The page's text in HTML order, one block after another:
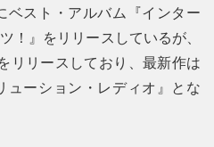
ベスト・アルバム『インター
！』をリリースしているが、
リリースしており、最新作は
ューション・レディオ』とな